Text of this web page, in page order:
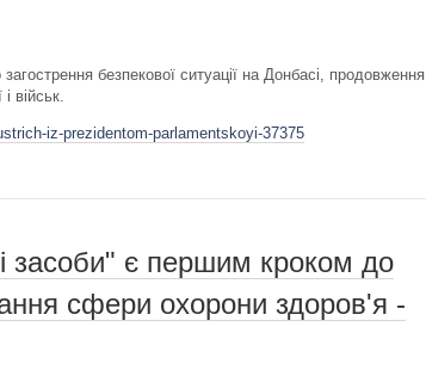
безпекової ситуації на Донбасі, продовження
військ.
iz-prezidentom-parlamentskoyi-37375
засоби" є першим кроком до
сфери охорони здоров'я -